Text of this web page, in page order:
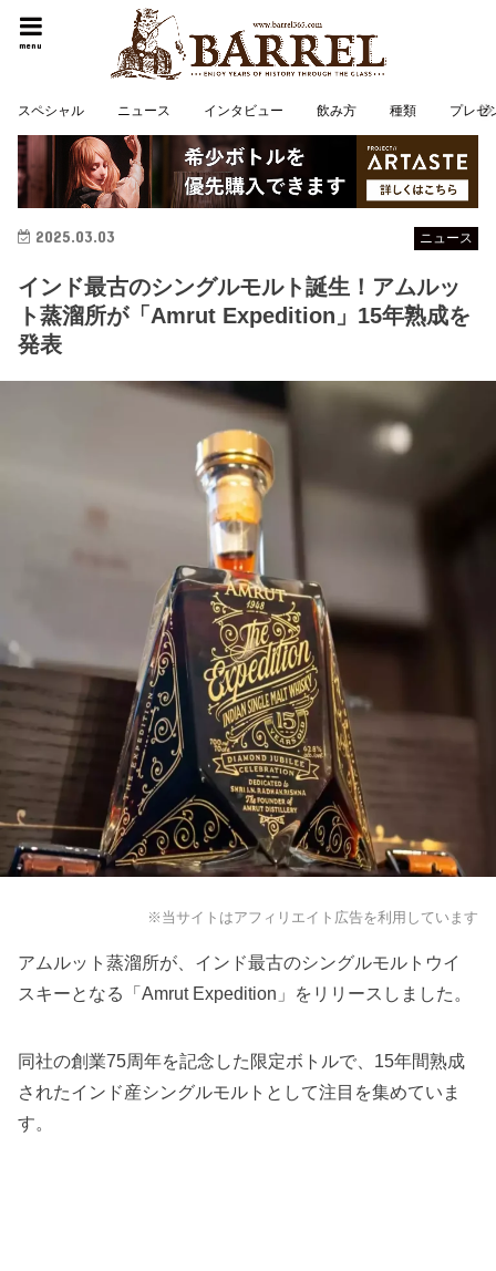
menu
スペシャル ニュース インタビュー 飲み方 種類 プレゼ
ニュース
2025.03.03
インド最古のシングルモルト誕生！アムルッ
ト蒸溜所が「Amrut Expedition」15年熟成を
発表
※当サイトはアフィリエイト広告を利用しています
アムルット蒸溜所が、インド最古のシングルモルトウイ
スキーとなる「Amrut Expedition」をリリースしました。
同社の創業75周年を記念した限定ボトルで、15年間熟成
されたインド産シングルモルトとして注目を集めていま
す。